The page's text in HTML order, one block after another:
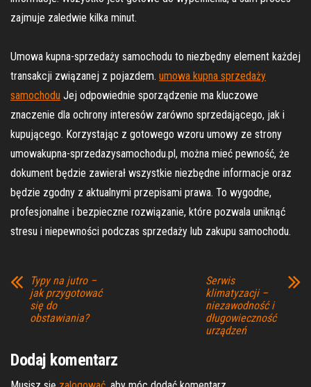
zajmuje zaledwie kilka minut.
Umowa kupna-sprzedaży samochodu to niezbędny element każdej
transakcji związanej z pojazdem. umowa kupna sprzedaży
samochodu Jej odpowiednie sporządzenie ma kluczowe
znaczenie dla ochrony interesów zarówno sprzedającego, jak i
kupującego. Korzystając z gotowego wzoru umowy ze strony
umowakupna-sprzedazysamochodu.pl, można mieć pewność, że
dokument będzie zawierał wszystkie niezbędne informacje oraz
będzie zgodny z aktualnymi przepisami prawa. To wygodne,
profesjonalne i bezpieczne rozwiązanie, które pozwala uniknąć
stresu i niepewności podczas sprzedaży lub zakupu samochodu.
Typy na jutro –
jak przygotować
się do
obstawiania?
Serwis
klimatyzacji –
niezawodność i
długowieczność
urządzeń
Dodaj komentarz